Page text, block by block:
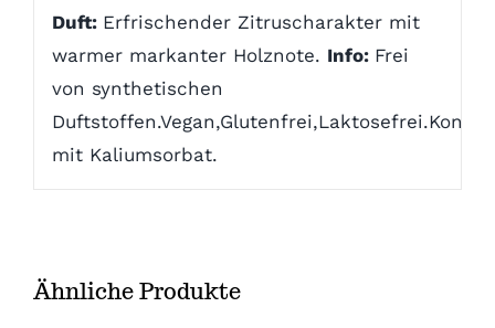
Über uns
Kontakt
Duft: Erfrischender Zitruscharakter mit
warmer markanter Holznote. Info: Frei
von synthetischen
mit Kaliumsorbat.
Ähnliche Produkte